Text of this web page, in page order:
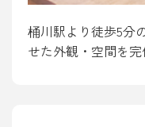
桶川駅より徒歩5分
せた外観・空間を完